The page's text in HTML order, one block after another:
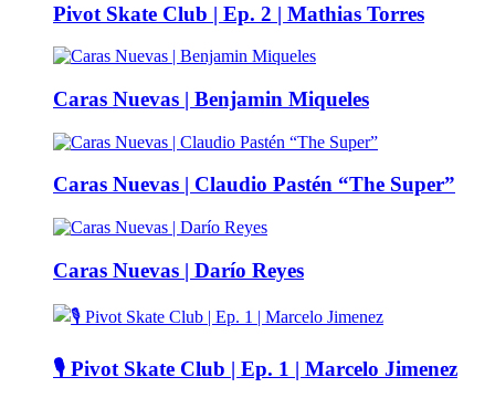
Pivot Skate Club | Ep. 2 | Mathias Torres
Caras Nuevas | Benjamin Miqueles
Caras Nuevas | Claudio Pastén “The Super”
Caras Nuevas | Darío Reyes
🎙️ Pivot Skate Club | Ep. 1 | Marcelo Jimenez